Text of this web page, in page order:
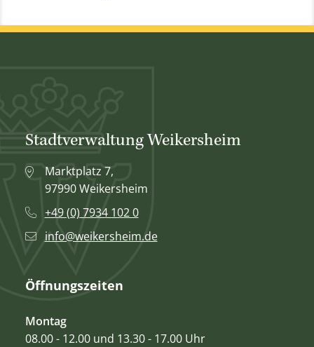
Stadtverwaltung Weikersheim
Marktplatz 7,
97990 Weikersheim
+49 (0) 7934 102 0
info@weikersheim.de
Öffnungszeiten
Montag
08.00 - 12.00 und 13.30 - 17.00 Uhr